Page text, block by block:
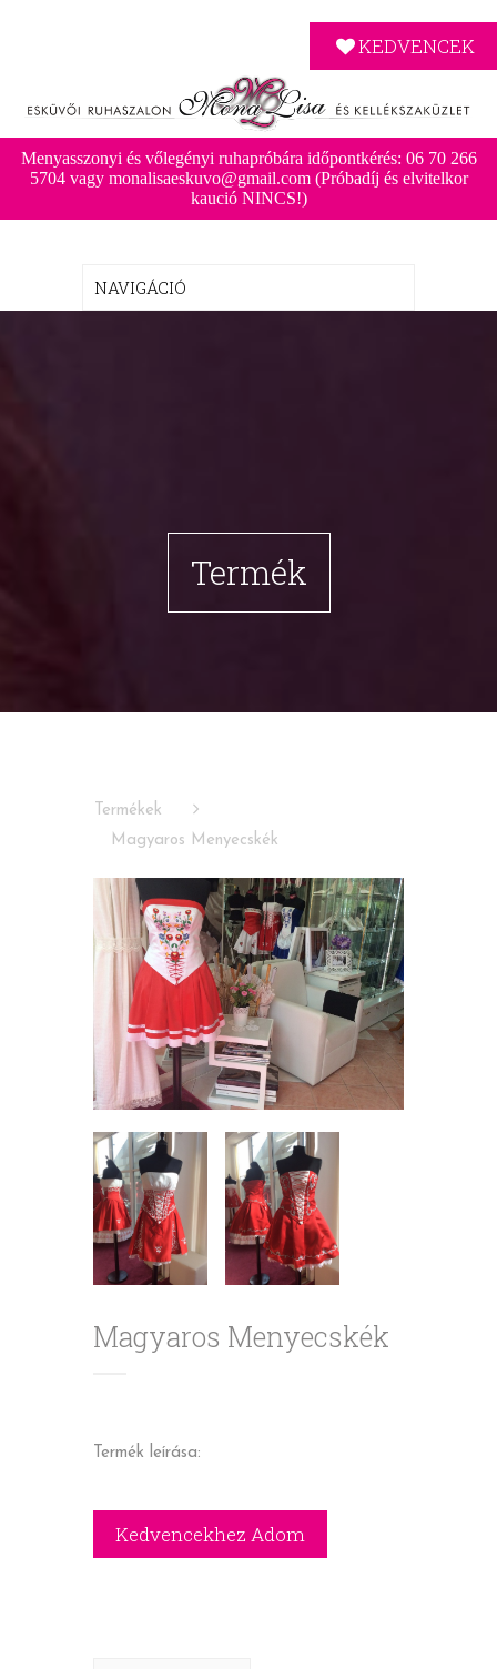
KEDVENCEK
Menyasszonyi és vőlegényi ruhapróbára időpontkérés: 06 70 266
5704 vagy monalisaeskuvo@gmail.com (Próbadíj és elvitelkor
kaució NINCS!)
Termék
Termékek
Magyaros Menyecskék
Magyaros Menyecskék
Termék leírása: